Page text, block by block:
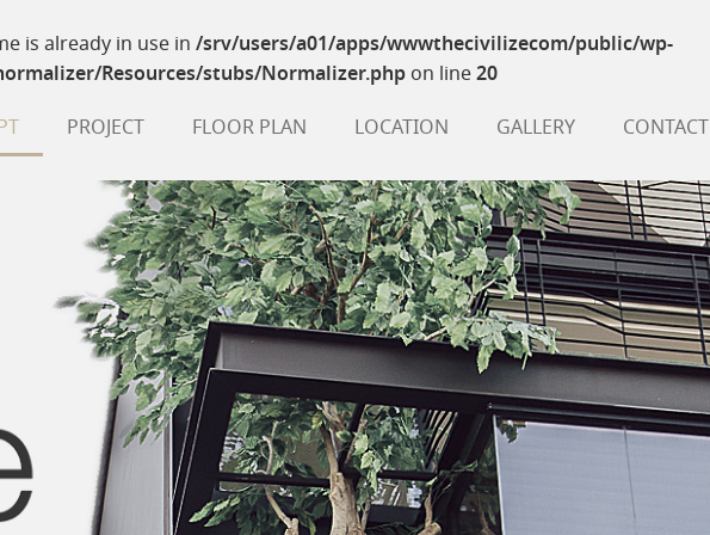
is already in use in /srv/users/a01/apps/wwwthecivilizecom/public/wp-
Resources/stubs/Normalizer.php on line20
PROJECT FLOOR PLAN LOCATION GALLERY CONTACT